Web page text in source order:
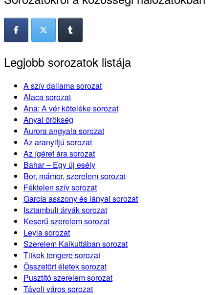
Legjobb sorozatok listája
A szív dallama sorozat
Alaca sorozat
Ana: A vér köteléke sorozat
Anyai örökség
Aurora angyala sorozat
Az aranyifjú sorozat
Az ígéret ára sorozat
Bahar – Egy új esély
Bor, mámor, szerelem sorozat
Féktelen szív sorozat
García asszony és lányai sorozat
Isztambuli árvák sorozat
Keserű szerelem sorozat
Leyla sorozat
Szerelem Kalkuttában sorozat
Titkok tengere sorozat
Összetört életek sorozat
Pusztító szerelem sorozat
Távoli város sorozat